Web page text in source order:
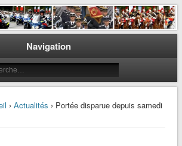
Gendarme
Navigation
› Actualités › Portée disparue depuis samedi